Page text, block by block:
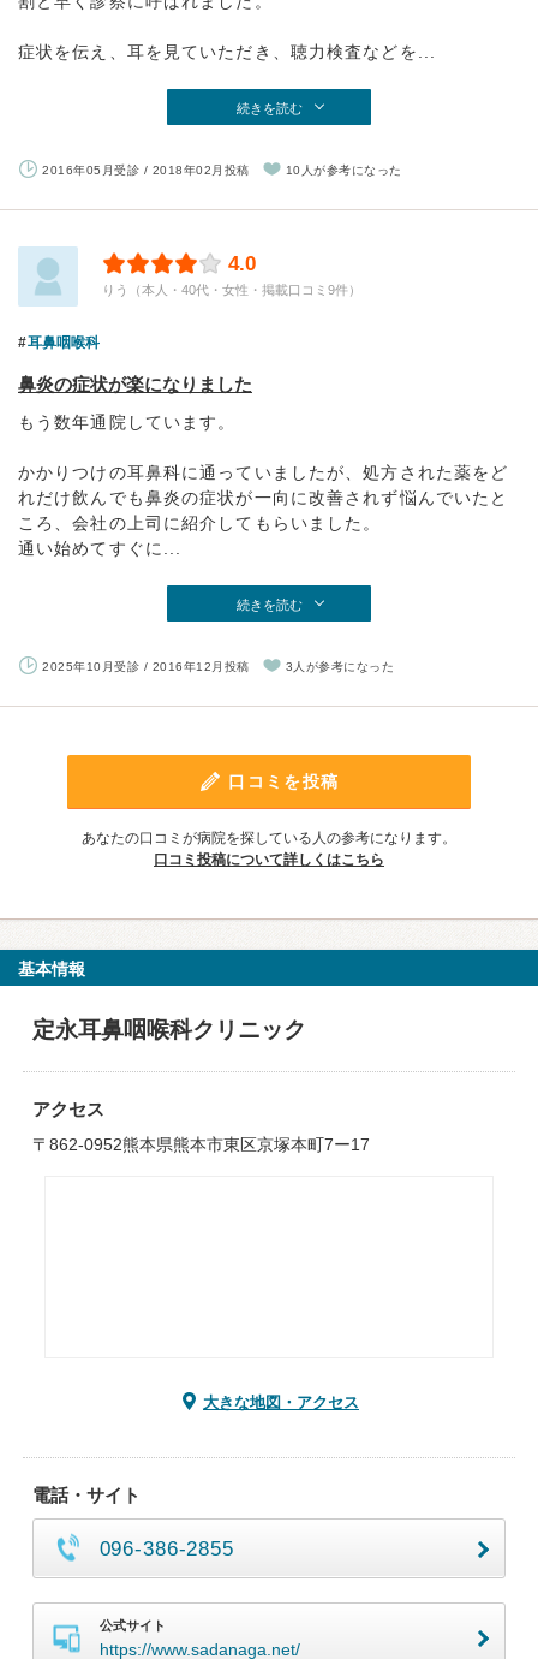
症状を伝え、耳を見ていただき、聴力検査などを...
続きを読む
2016年05月受診 / 2018年02月投稿 10人が参考になった
4.0
りう（本人・40代・女性・掲載口コミ9件）
耳鼻咽喉科
鼻炎の症状が楽になりました
もう数年通院しています。
かかりつけの耳鼻科に通っていましたが、処方された薬をど
れだけ飲んでも鼻炎の症状が一向に改善されず悩んでいたと
ころ、会社の上司に紹介してもらいました。
通い始めてすぐに...
続きを読む
2025年10月受診 / 2016年12月投稿 3人が参考になった
口コミを投稿
あなたの口コミが病院を探している人の参考になります。
口コミ投稿について詳しくはこちら
基本情報
定永耳鼻咽喉科クリニック
アクセス
〒862-0952熊本県熊本市東区京塚本町7ー17
大きな地図・アクセス
電話・サイト
096-386-2855
公式サイト
https://www.sadanaga.net/